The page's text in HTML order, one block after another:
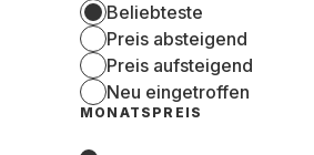
Beliebteste
Preis absteigend
Preis aufsteigend
Neu eingetroffen
MONATSPREIS